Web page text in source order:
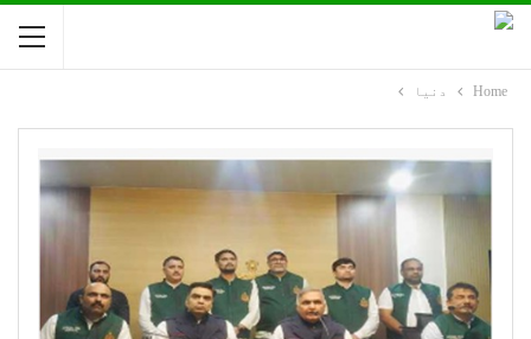
Home دنیا